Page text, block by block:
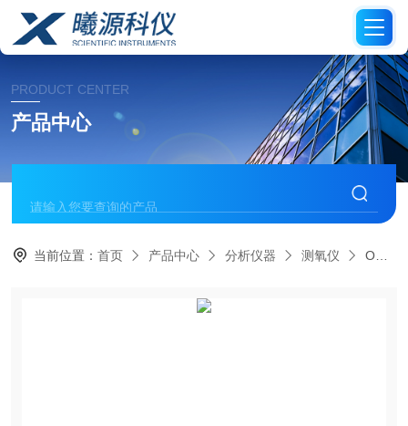
PRODUCT CENTER
产品中心
当前位置：首页 产品中心 分析仪器 测氧仪 OXY-4 SMA Trace四通道测氧仪